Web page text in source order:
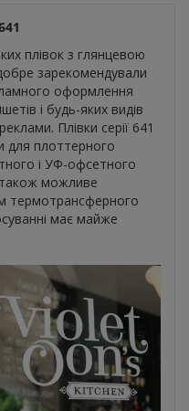
плівок з глянцевою
зарекомендували
оформлення
і будь-яких видів
Плівки серії 641
для плоттерного
і УФ-офсетного
також можливе
термотрансферного
має майже